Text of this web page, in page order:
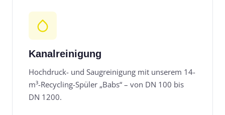
Kanalreinigung
Hochdruck- und Saugreinigung mit unserem 14-
m³-Recycling-Spüler „Babs“ – von DN 100 bis
DN 1200.